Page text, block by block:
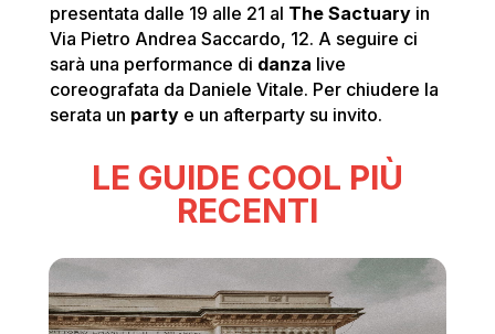
presentata dalle 19 alle 21 al The Sactuaryin
Via Pietro Andrea Saccardo, 12. A seguire ci
sarà una performance di danza live
coreografata da Daniele Vitale. Per chiudere la
serata un partye un afterparty su invito.
LE GUIDE COOL PIÙ
RECENTI